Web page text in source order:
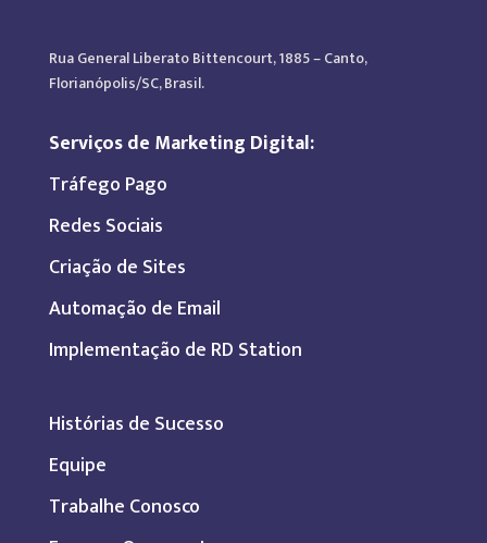
Rua General Liberato Bittencourt, 1885 – Canto,
Florianópolis/SC, Brasil.
Serviços de Marketing Digital:
Tráfego Pago
Redes Sociais
Criação de Sites
Automação de Email
Implementação de RD Station
Histórias de Sucesso
Equipe
Trabalhe Conosco